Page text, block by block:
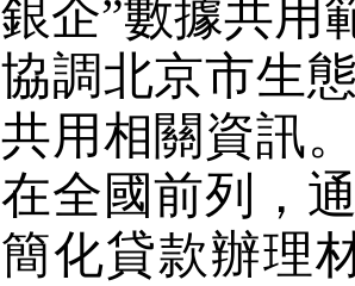
銀企”數據共用
協調北京市生
共用相關資訊
在全國前列，
簡化貸款辦理